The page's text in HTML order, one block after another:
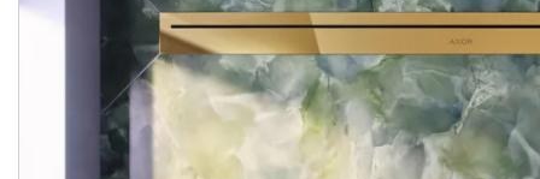
Верхня частина AXOR
"Drain" для душового
трапу (пристінна) 900 мм, Brushed Bronze (42527140)
Верхня частина AXOR
"Drain" для душового
Виробник: